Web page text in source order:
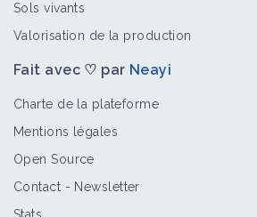
lames actives)
Sols vivants
Valorisation de la production
Fait avec ♡ par Neayi
Charte de la plateforme
Mentions légales
Open Source
Contact - Newsletter